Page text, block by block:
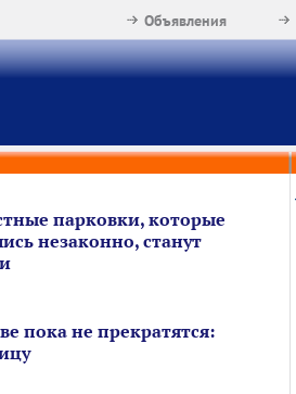
Объявления
парковки, которые
незаконно, станут
пока не прекратятся: